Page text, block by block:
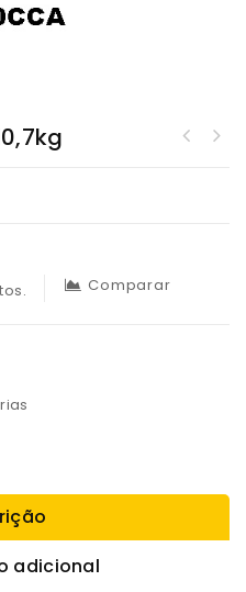
Comparar
adicional